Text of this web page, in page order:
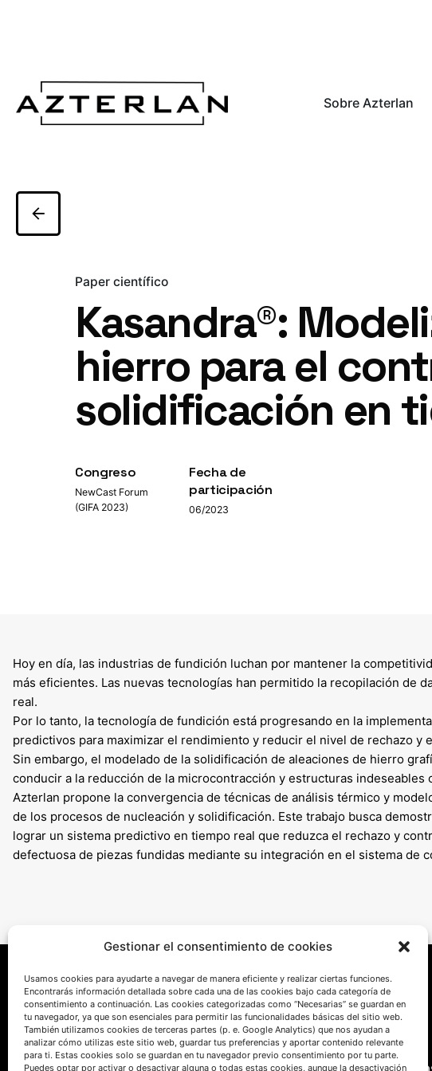
Gestionar el consentimiento de cookies
Usamos cookies para ayudarte a navegar de manera eficiente y realizar ciertas funciones.
Encontrarás información detallada sobre cada una de las cookies bajo cada categoría de
consentimiento a continuación. Las cookies categorizadas como “Necesarias” se guardan en
tu navegador, ya que son esenciales para permitir las funcionalidades básicas del sitio web.
También utilizamos cookies de terceras partes (p. e. Google Analytics) que nos ayudan a
analizar cómo utilizas este sitio web, guardar tus preferencias y aportar contenido relevante
para ti. Estas cookies solo se guardan en tu navegador previo consentimiento por tu parte.
Puedes optar por activar o desactivar alguna o todas estas cookies, aunque la desactivación
Sobre Azterlan
Paper científico
Kasandra®:
hierro para el
solidificación en
Congreso
NewCast Forum
(GIFA 2023)
Fecha de
participación
06/2023
Hoy en día, las industrias de fundición luchan por mantener la
más eficientes. Las nuevas tecnologías han permitido la recopilación de
real.
Por lo tanto, la tecnología de fundición está progresando en la
predictivos para maximizar el rendimiento y reducir el nivel de rechazo y
Sin embargo, el modelado de la solidificación de aleaciones de hierro
conducir a la reducción de la microcontracción y estructuras indeseables
Azterlan propone la convergencia de técnicas de análisis térmico y
de los procesos de nucleación y solidificación. Este trabajo busca
lograr un sistema predictivo en tiempo real que reduzca el rechazo y
defectuosa de piezas fundidas mediante su integración en el sistema de